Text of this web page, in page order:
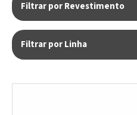
Filtrar por Revestimento
Filtrar por Linha